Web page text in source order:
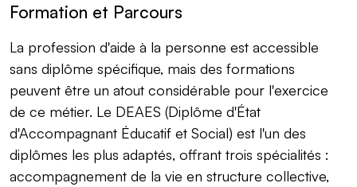
Formation et Parcours
La profession d'aide à la personne est accessible
sans diplôme spécifique, mais des formations
peuvent être un atout considérable pour l'exercice
de ce métier. Le DEAES (Diplôme d'État
d'Accompagnant Éducatif et Social) est l'un des
diplômes les plus adaptés, offrant trois spécialités :
accompagnement de la vie en structure collective,